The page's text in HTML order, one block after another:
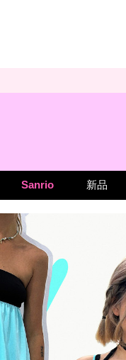
Sanrio 新品